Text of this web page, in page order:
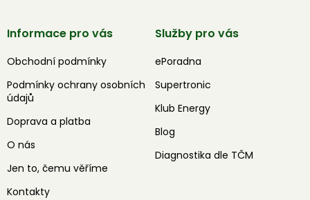
Informace pro vás
Obchodní podmínky
Podmínky ochrany osobních
údajů
Doprava a platba
O nás
Jen to, čemu věříme
Kontakty
Služby pro vás
ePoradna
Supertronic
Klub Energy
Blog
Diagnostika dle TČM